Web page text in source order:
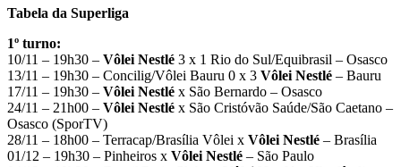
Tabela da Superliga
1º turno:
10/11 – 19h30 – Vôlei Nestlé 3 x 1 Rio do Sul/Equibrasil – Osasco
13/11 – 19h30 – Concilig/Vôlei Bauru 0 x 3 Vôlei Nestlé – Bauru
17/11 – 19h30 – Vôlei Nestlé x São Bernardo – Osasco
24/11 – 21h00 – Vôlei Nestlé x São Cristóvão Saúde/São Caetano –
Osasco (SporTV)
28/11 – 18h00 – Terracap/Brasília Vôlei x Vôlei Nestlé – Brasília
01/12 – 19h30 – Pinheiros x Vôlei Nestlé – São Paulo